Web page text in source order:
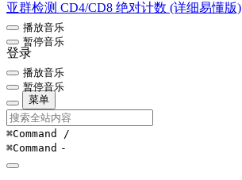
亚群检测 CD4/CD8 绝对计数 (详细易懂版)
播放音乐
暂停音乐
登录
播放音乐
暂停音乐
菜单
⌘Command /
⌘Command -